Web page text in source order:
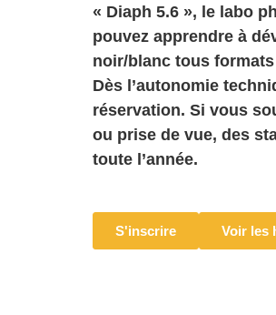
« Diaph 5.6 », le labo
pouvez apprendre à
noir/blanc tous formats
Dès l’autonomie
réservation. Si vous
ou prise de vue, des
toute l’année.
S'inscrire Voir les